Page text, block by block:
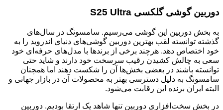
دوربین گوشی گلکسی S25 Ultra
به بخش دوربین این گوشی می‌رسیم. سامسونگ در سال‌های
گذشته توانسته لقب بهترین دوربین گوشی‌های دنیای اندروید را به
خود اختصاص دهد. هرچند برخی از برندها با مدل‌های حرفه‌ای خود
سعی به چالش کشیدن رقیب سرسخت خود دارند و شاید حتی
توانسته باشند در بعضی بخش‌ها آن را شکست دهند اما همچنان
سامسونگ به دلیل دسترسی بهتر به محصولات آن در بازار جهانی و
البته ایران برنده این رقابت می‌شود.
در بخش سخت‌افزاری دوربین تنها شاهد یک ارتقا بودیم. دوربین